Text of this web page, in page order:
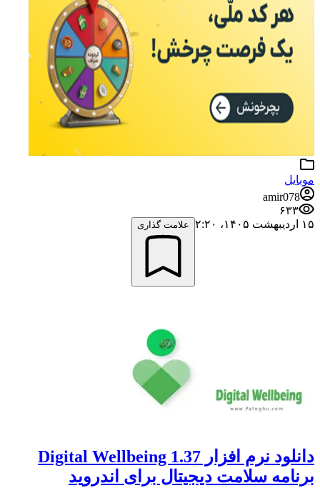
موبایل
amir078
۶۳۳
۱۵ اردیبهشت ۱۴۰۵،‏ ۲:۲۰
علامت گذاری
دانلود نرم افزار Digital Wellbeing 1.37
برنامه سلامت دیجیتال برای اندروید